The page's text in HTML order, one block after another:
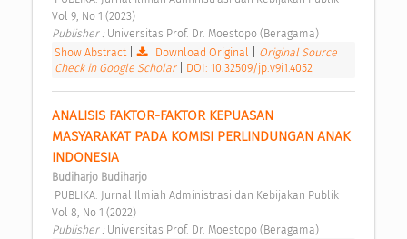
Vol 9, No 1 (2023)
Publisher : Universitas Prof. Dr. Moestopo (Beragama)
Show Abstract
Download Original Original Source
Check in Google Scholar
DOI: 10.32509/jp.v9i1.4052
ANALISIS FAKTOR-FAKTOR KEPUASAN
MASYARAKAT PADA KOMISI PERLINDUNGAN ANAK
INDONESIA
Budiharjo Budiharjo
Vol 8, No 1 (2022)
Publisher : Universitas Prof. Dr. Moestopo (Beragama)